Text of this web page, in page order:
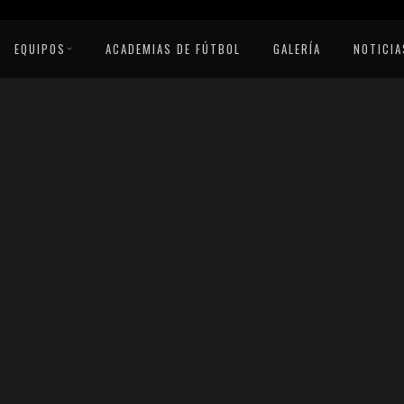
EQUIPOS ACADEMIAS DE FÚTBOL GALERÍA